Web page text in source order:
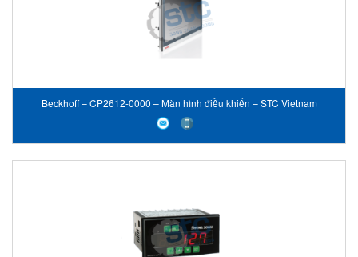
Beckhoff – CP2612-0000 – Màn hình điều khiển – STC Vietnam